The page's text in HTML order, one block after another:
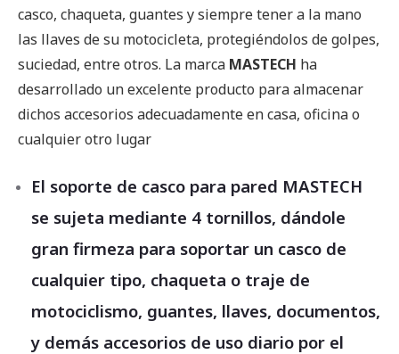
casco, chaqueta, guantes y siempre tener a la mano
las llaves de su motocicleta, protegiéndolos de golpes,
suciedad, entre otros. La marca MASTECH ha
desarrollado un excelente producto para almacenar
dichos accesorios adecuadamente en casa, oficina o
cualquier otro lugar
El soporte de casco para pared MASTECH
se sujeta mediante 4 tornillos, dándole
gran firmeza para soportar un casco de
cualquier tipo, chaqueta o traje de
motociclismo, guantes, llaves, documentos,
y demás accesorios de uso diario por el